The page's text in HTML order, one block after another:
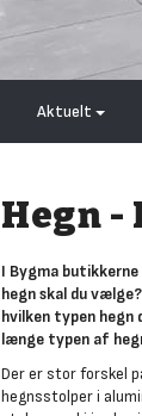
Aktuelt
Hegn -
I Bygma
hegn skal du
hvilken typen
længe typen af
Der er stor forskel
hegnsstolper i